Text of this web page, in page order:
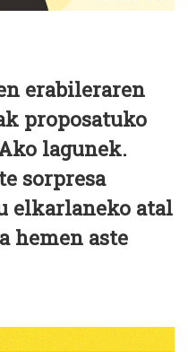
erabileraren
proposatuko
lagunek.
sorpresa
elkarlaneko atal
hemen aste